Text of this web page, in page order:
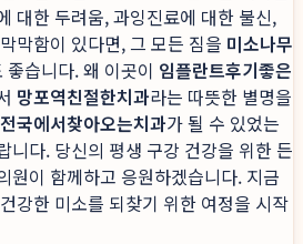
대한 두려움, 과잉진료에 대한 불신,
막함이 있다면, 그 모든 짐을 미소나무
습니다. 왜 이곳이 임플란트후기좋은
망포역친절한치과라는 따뜻한 별명을
전국에서찾아오는치과가 될 수 있었는
니다. 당신의 평생 구강 건강을 위한 든
원이 함께하고 응원하겠습니다. 지금
강한 미소를 되찾기 위한 여정을 시작